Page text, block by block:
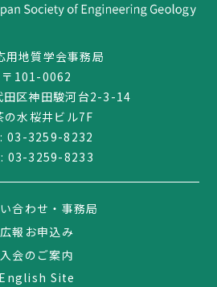
用地質学会事務局
〒101-0062
田区神田駿河台2-3-14
の水桜井ビル7F
03-3259-8232
03-3259-8233
合わせ・事務局
広報お申込み
入会のご案内
English Site